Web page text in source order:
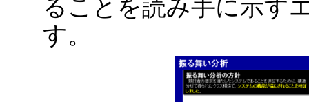
ることを読み手に示す
す。